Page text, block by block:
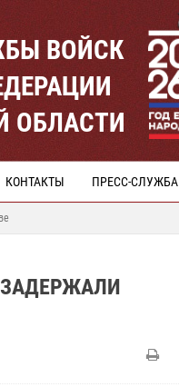
ВОЙСК
ОБЛАСТИ
КОНТАКТЫ ПРЕСС-СЛУЖБА